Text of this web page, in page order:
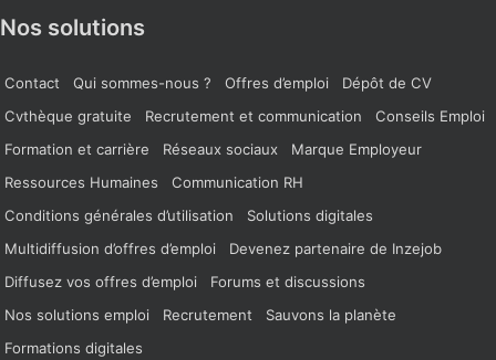
Nos solutions
Contact Qui sommes-nous ? Offres d’emploi
Dépôt de CV
Cvthèque gratuite
Recrutement et communication
Conseils Emploi
Formation et carrière
Réseaux sociaux
Marque Employeur
Ressources Humaines
Communication RH
Conditions générales d’utilisation
Solutions digitales
Multidiffusion d’offres d’emploi
Devenez partenaire de Inzejob
Diffusez vos offres d’emploi
Forums et discussions
Nos solutions emploi
Recrutement
Sauvons la planète
Formations digitales